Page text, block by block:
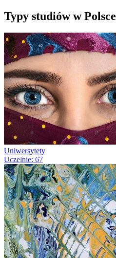
Typy studiów w Polsce
Uniwersytety
Uczelnie: 67